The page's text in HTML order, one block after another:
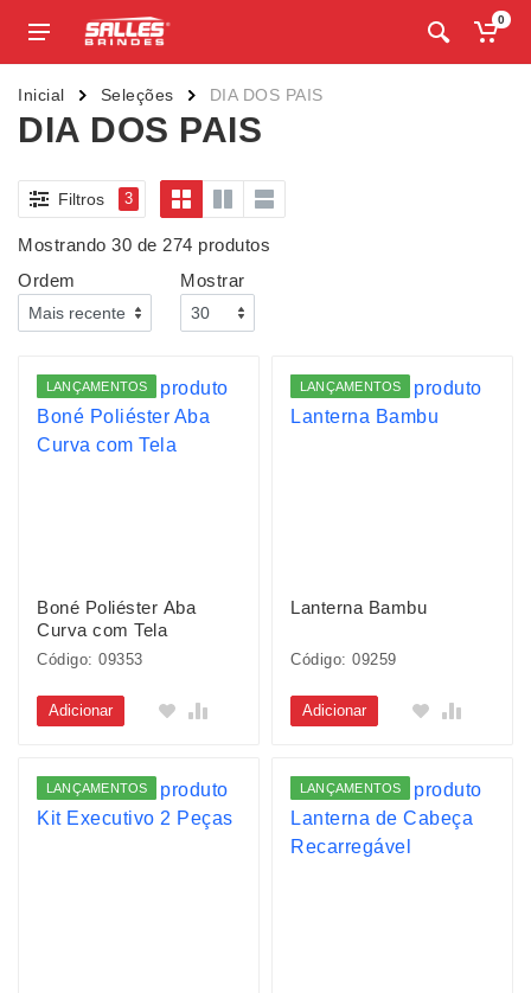
0
Inicial Seleções DIA DOS PAIS
DIA DOS PAIS
Filtros 3
Mostrando 30 de 274 produtos
Ordem
Mostrar
LANÇAMENTOS
Boné Poliéster Aba
Curva com Tela
Código: 09353
Adicionar
LANÇAMENTOS
Lanterna Bambu
Código: 09259
Adicionar
LANÇAMENTOS LANÇAMENTOS